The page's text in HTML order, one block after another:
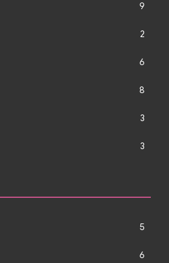
9
2
6
8
3
3
5
6